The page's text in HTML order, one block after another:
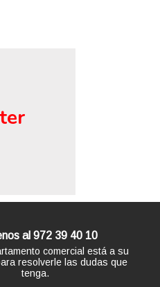
al 972 39 40 10
comercial está a su
resolverle las dudas que
tenga.